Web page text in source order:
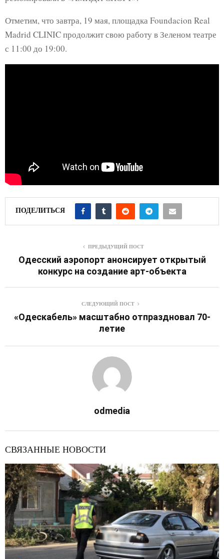
Отметим, что завтра, 19 мая, площадка Foundacion Real
Madrid CLINIC продолжит свою работу в Зеленом театре
с 11:00 до 19:00.
ПОДЕЛИТЬСЯ
ПРЕДЫДУЩИЙ ПОСТ
Одесский аэропорт анонсирует открытый
конкурс на создание арт-объекта
СЛЕДУЮЩИЙ ПОСТ
«Одескабель» масштабно отпраздновал 70-
летие
odmedia
СВЯЗАННЫЕ НОВОСТИ